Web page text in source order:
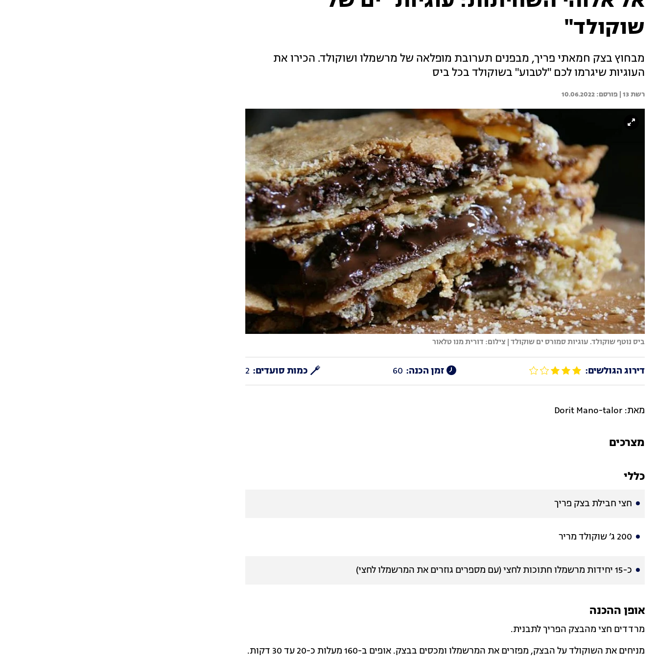
שוקולד"
מבחוץ בצק חמאתי פריך, מבפנים תערובת מופלאה של מרשמלו ושוקולד. הכירו את
העוגיות שיגרמו לכם "לטבוע" בשוקולד בכל ביס
רשת 13 | 10.06.2022
ביס נוטף שוקולד. עוגיות סמורס ים שוקולד | צילום: דורית מנו טלאור
דירוג הגולשים: זמן הכנה: 60 כמות סועדים: 2
מאת: Dorit Mano-talor
מצרכים
כללי
חצי חבילת בצק פריך
200 ג’ שוקולד מריר
כ-15 יחידות מרשמלו חתוכות לחצי (עם מספרים גוזרים את המרשמלו לחצי)
אופן ההכנה
מרדדים חצי מהבצק הפריך לתבנית.
מניחים את השוקולד על הבצק, מפזרים את המרשמלו ומכסים בבצק. אופים ב-160 מעלות כ-20 עד 30 דקות.